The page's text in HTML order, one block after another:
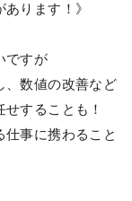
ります！》
ですが
、数値の改善など
することも！
事に携わること